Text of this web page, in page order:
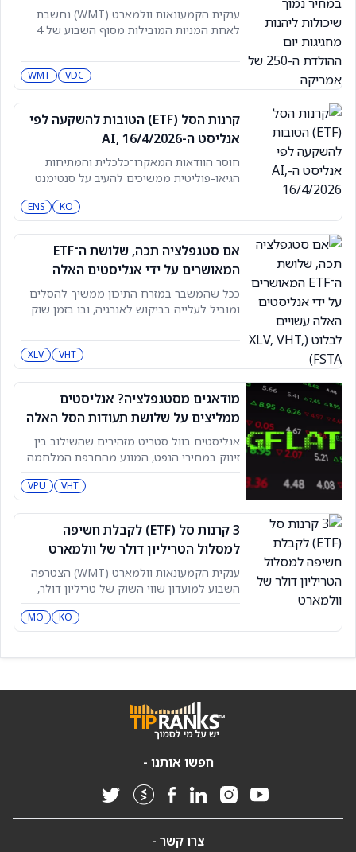
ה-250 של אמריקה
ענקית הקמעונאות וולמארט (WMT) נחשבת
לאחת המניות המובילות מסוף השבוע של 4
הברית בכלל. לפי אנליסטים, זה נובע בין השאר
מכך שלקוחות מחפשים את מוצרי הערך שלה
בתקופה של אי-ודאות צרכנית וכלכלית. אם
מניית וולמארט
VDC
WMT
קרנות הסל (ETF) הטובות להשקעה לפי
אנליסט ה-AI, 16/4/2026
חוסר הוודאות המאקרו־כלכלית והמתיחות
הגיאו-פוליטית ממשיכים להעיב על סנטימנט
המשקיעים. בסביבה תנודתית כזו, קרנות
נסחרות בבורסה (ETF) יכולות להיות בחירה
טובה להשקעה, הודות לרמת סיכון נמוכה יותר
בגלל הפיזור על פני מספר גדול של מניות. כדי
להקל על הבחירה, אנליסט ה-ETFAIשל
TipRanks מדגיש קרנות ETF אטרקטיביות
שיכולות לייצר תשואות
KO
ENS
אם סטגפלציה תכה, שלושת ה־ETF
המאושרים על ידי אנליסטים האלה
עשויים לבלוט (XLV, VHT, FSTA)
ככל שהמשבר במזרח התיכון ממשיך להסלים
ומוביל לעלייה בביקוש לאנרגיה, ובו בזמן שוק
להזהיר שסטגפלציה בסגנון שנות ה־70 עלולה
לחזור לכלכלה האמריקאית. זה מתייחס
לתרחיש כלכלי שבו האטה בפעילות הכלכלית
הזה מציג שלושה קרנות סל (ETF) שמיועדות
למשקיעים
VHT
XLV
מודאגים מסטגפלציה? אנליסטים
ממליצים על שלושת תעודות הסל האלה
להתגוננות
אנליסטים בוול סטריט מזהירים שהשילוב בין
זינוק במחירי הנפט, המונע מהחרפת המלחמה
בין ארה"ב–ישראל–איראן, לבין היחלשות בשוק
העבודה האמריקאי, עלול להחזיר את תופעת
הסטגפלציה. המצב הזה, שבו אינפלציה מזנקת
במקביל להאטה בצמיחה כלכלית, נראה
לאחרונה לפני כ־50 שנה. המאמר הזה מציג
שלוש תעודות סל (ETFs) עבור משקיעים
שחוששים כיצד
VHT
VPU
3 קרנות סל (ETF) לקבלת חשיפה
למסלול הטריליון דולר של וולמארט
ענקית הקמעונאות וולמארט (WMT) הצטרפה
השבוע למועדון שווי השוק של טריליון דולר,
כשהיא מונעת קדימה בזכות העוצמה
הטכנולוגית שלה וההתמקדות המתמשכת בערך
לצרכן. משקיעים שרוצים לקחת חלק בסיפור
KO
MO
חפשו אותנו -
צרו קשר -